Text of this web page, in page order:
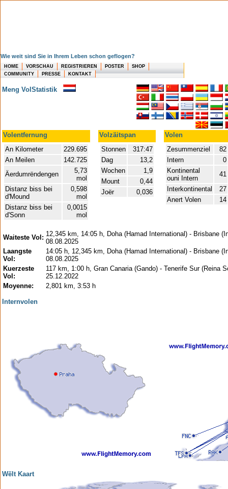
Wie weit sind Sie in Ihrem Leben schon geflogen?
HOME VORSCHAU REGISTRIEREN POSTER
SHOP
COMMUNITY
PRESSE KONTAKT
Meng VolStatistik
Volentfernung Volzäitspan
Volen
An Kilometer
229.695
An Meilen
142.725
Äerdumrëndengen
5,73
mol
Distanz biss bei
d'Mound
0,598
mol
Distanz biss bei
d'Sonn
0,0015
mol
Stonnen
317:47
Dag
13,2
Wochen
1,9
Mount
0,44
Joër
0,036
Zesummenziel
82
Intern
0
Kontinental
ouni Intern
41
Interkontinental
27
Anert Volen
14
Waiteste Vol: 12,345 km, 14:05 h, Doha (Hamad International) - Brisbane
08.08.2025
Laangste
Vol:
14:05 h, 12,345 km, Doha (Hamad International) - Brisbane
08.08.2025
Kuerzeste
Vol:
117 km, 1:00 h, Gran Canaria (Gando) - Tenerife Sur (Reina
25.12.2022
Moyenne:
2,801 km, 3:53 h
Internvolen
Wëlt Kaart